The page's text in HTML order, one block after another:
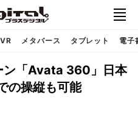
VR メタバース タブレット 電子
ン「Avata 360」日本
の操縦も可能